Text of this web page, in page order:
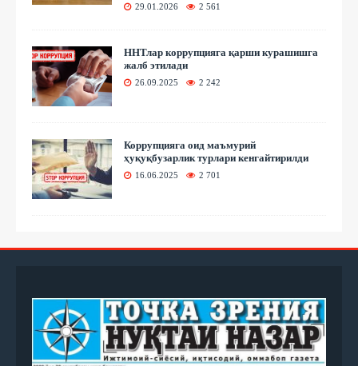
29.01.2026 2 561
ННТлар коррупцияга қарши курашишга
жалб этилади
26.09.2025 2 242
Коррупцияга оид маъмурий
ҳуқуқбузарлик турлари кенгайтирилди
16.06.2025 2 701